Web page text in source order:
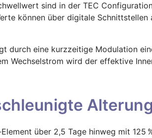
sind in der TEC
können über digitale
durch eine kurzzeitige Modulation
Wechselstrom wird der effektive
über 2,5 Tage hinweg mit